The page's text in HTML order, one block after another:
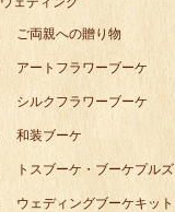
ご両親への贈り物
アートフラワーブーケ
シルクフラワーブーケ
和装ブーケ
トスブーケ・ブーケプルズ
ウェディングブーケキット